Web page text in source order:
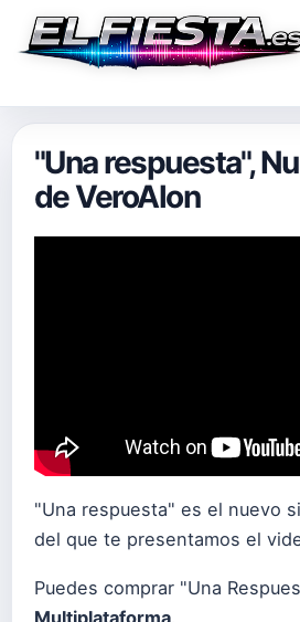
"Una respuesta",
de VeroAlon
"Una respuesta" es el nuevo
del que te presentamos el
Puedes comprar "Una